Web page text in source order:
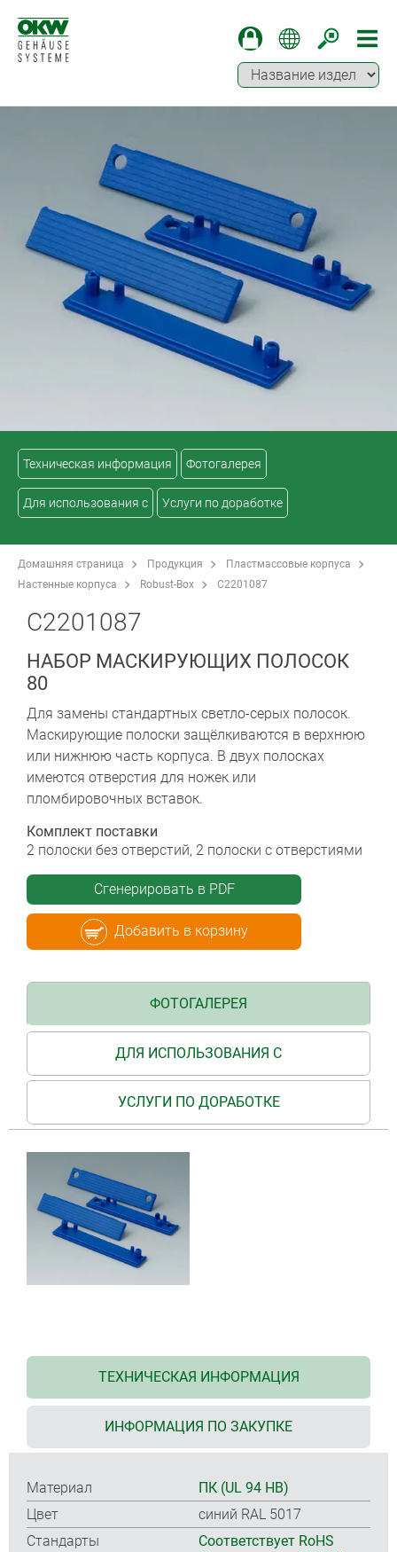
Техническая информация Фотогалерея
Для использования с Услуги по доработке
Домашняя страница Продукция
Пластмассовые корпуса
Настенные корпуса
Robust-Box C2201087
C2201087
НАБОР МАСКИРУЮЩИХ ПОЛОСОК
80
Для замены стандартных светло-серых полосок.
Маскирующие полоски защёлкиваются в верхнюю
или нижнюю часть корпуса. В двух полосках
имеются отверстия для ножек или
пломбировочных вставок.
Комплект поставки
2 полоски без отверстий, 2 полоски с отверстиями
Сгенерировать в PDF
Добавить в корзину
ФОТОГАЛЕРЕЯ
ДЛЯ ИСПОЛЬЗОВАНИЯ С
УСЛУГИ ПО ДОРАБОТКЕ
ТЕХНИЧЕСКАЯ ИНФОРМАЦИЯ
ИНФОРМАЦИЯ ПО ЗАКУПКЕ
Материал
ПК (UL 94 HB)
Цвет
синий RAL 5017
Стандарты
Соответствует RoHS